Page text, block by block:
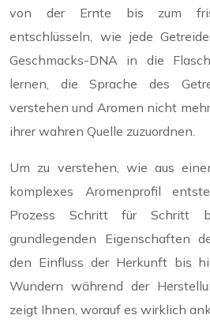
von der Ernte bis zum
entschlüsseln, wie jede
Geschmacks-DNA in die
lernen, die Sprache des
verstehen und Aromen nicht
ihrer wahren Quelle zuzuordnen.
Um zu verstehen, wie aus
komplexes Aromenprofil
Prozess Schritt für Schritt
grundlegenden Eigenschaften
den Einfluss der Herkunft bis
Wundern während der
zeigt Ihnen, worauf es wirklich